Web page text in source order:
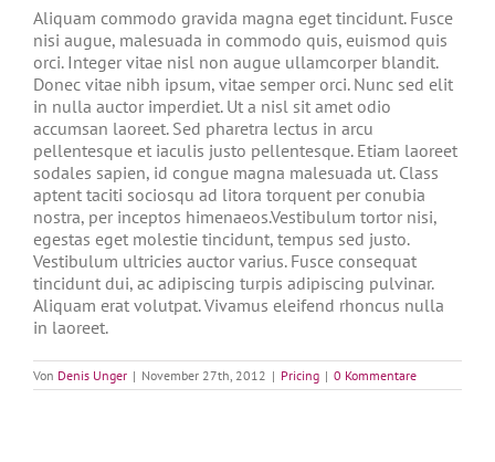
Aliquam commodo gravida magna eget tincidunt. Fusce
nisi augue, malesuada in commodo quis, euismod quis
orci. Integer vitae nisl non augue ullamcorper blandit.
Donec vitae nibh ipsum, vitae semper orci. Nunc sed elit
in nulla auctor imperdiet. Ut a nisl sit amet odio
accumsan laoreet. Sed pharetra lectus in arcu
pellentesque et iaculis justo pellentesque. Etiam laoreet
sodales sapien, id congue magna malesuada ut. Class
aptent taciti sociosqu ad litora torquent per conubia
nostra, per inceptos himenaeos.Vestibulum tortor nisi,
egestas eget molestie tincidunt, tempus sed justo.
Vestibulum ultricies auctor varius. Fusce consequat
tincidunt dui, ac adipiscing turpis adipiscing pulvinar.
Aliquam erat volutpat. Vivamus eleifend rhoncus nulla
in laoreet.
Von Denis Unger | November 27th, 2012 | Pricing | 0 Kommentare